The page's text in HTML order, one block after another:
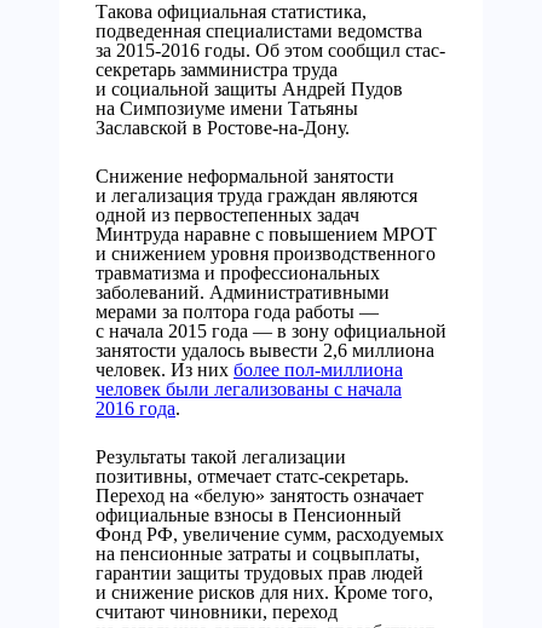
Такова официальная статистика,
подведенная специалистами ведомства
за 2015-2016 годы. Об этом сообщил стас-
секретарь замминистра труда
и социальной защиты Андрей Пудов
на Симпозиуме имени Татьяны
Заславской в Ростове-на-Дону.
Снижение неформальной занятости
и легализация труда граждан являются
одной из первостепенных задач
Минтруда наравне с повышением МРОТ
и снижением уровня производственного
травматизма и профессиональных
заболеваний. Административными
мерами за полтора года работы —
с начала 2015 года — в зону официальной
занятости удалось вывести 2,6 миллиона
человек. Из них более пол-миллиона
человек были легализованы с начала
2016 года.
Результаты такой легализации
позитивны, отмечает статс-секретарь.
Переход на «белую» занятость означает
официальные взносы в Пенсионный
Фонд РФ, увеличение сумм, расходуемых
на пенсионные затраты и соцвыплаты,
гарантии защиты трудовых прав людей
и снижение рисков для них. Кроме того,
считают чиновники, переход